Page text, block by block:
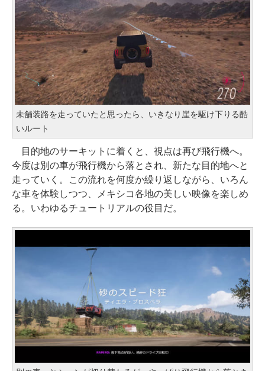
未舗装路を走っていたと思ったら、いきなり崖を駆け下りる酷
いルート
目的地のサーキットに着くと、視点は再び飛行機へ。
今度は別の車が飛行機から落とされ、新たな目的地へと
走っていく。この流れを何度か繰り返しながら、いろん
な車を体験しつつ、メキシコ各地の美しい映像を楽しめ
る。いわゆるチュートリアルの役目だ。